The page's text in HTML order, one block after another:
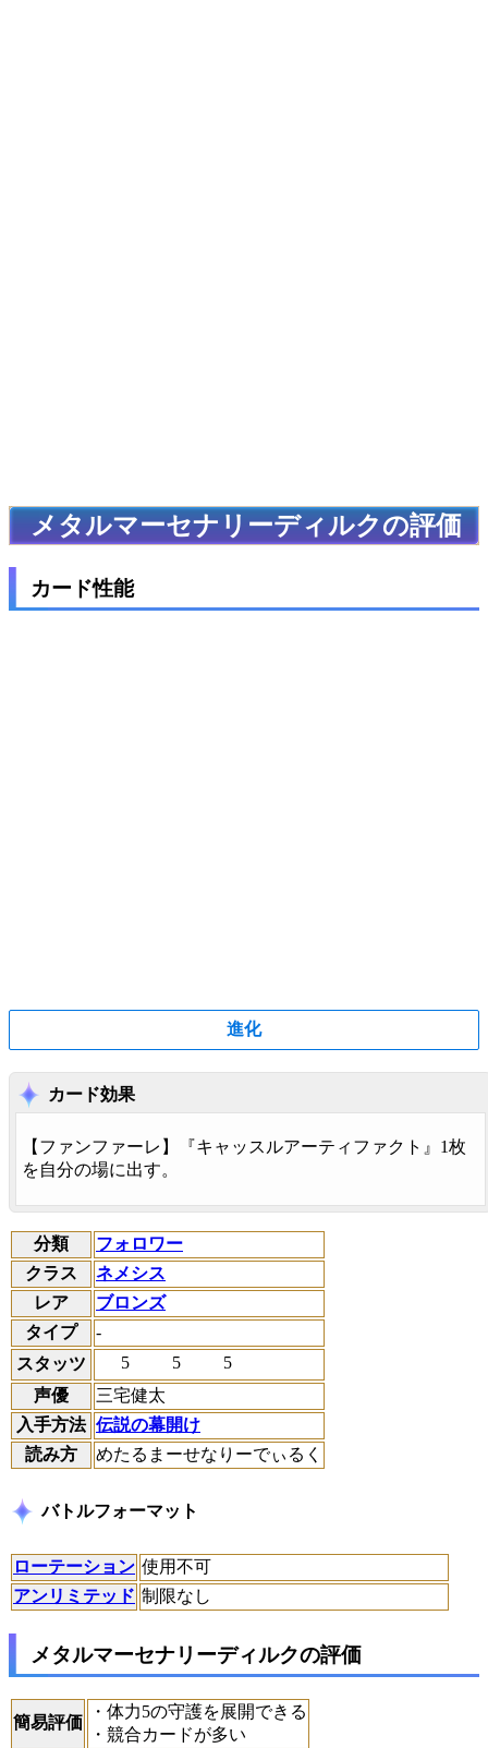
メタルマーセナリーディルクの評価
カード性能
進化
カード効果
【 ファンファーレ 】『キャッスルアーティファクト』1枚
を自分の場に出す。
分類
フォロワー
クラス
ネメシス
レア
ブロンズ
タイプ
-
スタッツ
5 5
5
声優
三宅健太
入手方法 伝説の幕開け
読み方
めたるまーせなりーでぃるく
バトルフォーマット
ローテーション 使用不可
アンリミテッド 制限なし
メタルマーセナリーディルクの評価
簡易評価
・体力5の守護を展開できる
・競合カードが多い